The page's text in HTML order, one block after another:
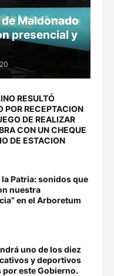
Maldonado
presencial y
RESULTÓ
POR RECEPTACION
DE REALIZAR
CON UN CHEQUE
DE ESTACION
la Patria: sonidos que
nuestra
en el Arboretum
uno de los diez
y deportivos
este Gobierno.